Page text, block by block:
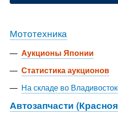
Мототехника
— Аукционы Японии
— Статистика аукционов
— На складе во
Автозапчасти